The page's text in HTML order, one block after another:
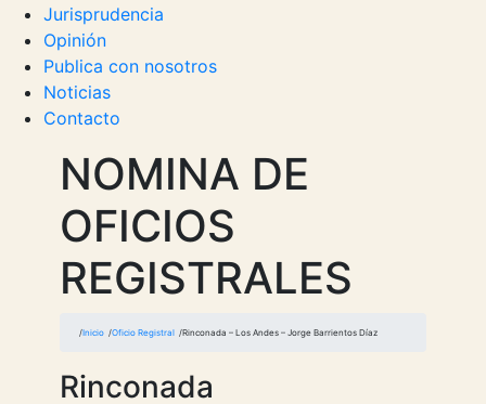
Jurisprudencia
Opinión
Publica con nosotros
Noticias
Contacto
NOMINA DE
OFICIOS
REGISTRALES
Inicio Oficio Registral Rinconada – Los Andes – Jorge Barrientos Díaz
Rinconada